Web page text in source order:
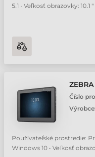
5.1 • Veľkosť obrazovky: 10.1 "
ZEBRA
Číslo
Používateľské prostredie:
Windows 10 • Veľkosť